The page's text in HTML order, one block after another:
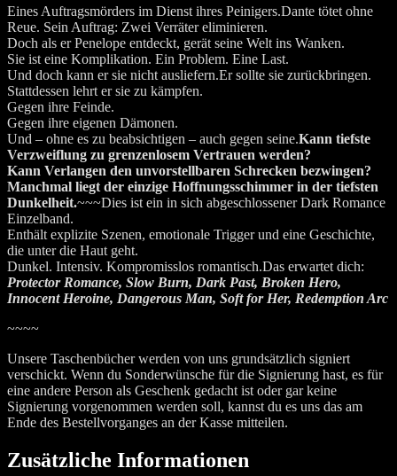
Eines Auftragsmörders im Dienst ihres Peinigers.Dante tötet ohne
Reue. Sein Auftrag: Zwei Verräter eliminieren.
Doch als er Penelope entdeckt, gerät seine Welt ins Wanken.
Sie ist eine Komplikation. Ein Problem. Eine Last.
Und doch kann er sie nicht ausliefern.Er sollte sie zurückbringen.
Stattdessen lehrt er sie zu kämpfen.
Gegen ihre Feinde.
Gegen ihre eigenen Dämonen.
Und – ohne es zu beabsichtigen – auch gegen seine.Kann tiefste
Verzweiflung zu grenzenlosem Vertrauen werden?
Kann Verlangen den unvorstellbaren Schrecken bezwingen?
Manchmal liegt der einzige Hoffnungsschimmer in der tiefsten
Dunkelheit.~~~Dies ist ein in sich abgeschlossener Dark Romance
Einzelband.
Enthält explizite Szenen, emotionale Trigger und eine Geschichte,
die unter die Haut geht.
Dunkel. Intensiv. Kompromisslos romantisch.Das erwartet dich:
Protector Romance, Slow Burn, Dark Past, Broken Hero,
Innocent Heroine, Dangerous Man, Soft for Her, Redemption Arc
~~~~
Unsere Taschenbücher werden von uns grundsätzlich signiert
verschickt. Wenn du Sonderwünsche für die Signierung hast, es für
eine andere Person als Geschenk gedacht ist oder gar keine
Signierung vorgenommen werden soll, kannst du es uns das am
Ende des Bestellvorganges an der Kasse mitteilen.
Zusätzliche Informationen